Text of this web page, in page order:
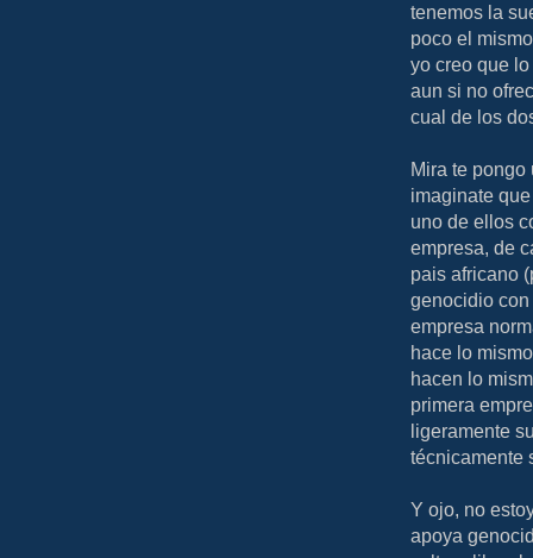
tenemos la
poco el
yo creo que
aun si no
cual de los
Mira te
imaginate
uno de ellos
empresa, de
pais africano
genocidio
empresa
hace lo
hacen lo
primera
ligeramente
técnicamente
Y ojo, no
apoya